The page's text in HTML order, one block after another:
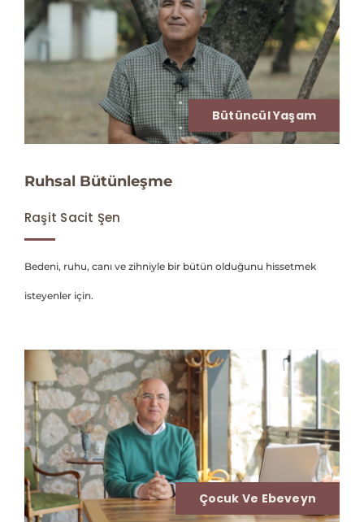
Bütüncül Yaşam
Ruhsal Bütünleşme
Raşit Sacit Şen
Bedeni, ruhu, canı ve zihniyle bir bütün olduğunu hissetmek
isteyenler için.
Çocuk Ve Ebeveyn